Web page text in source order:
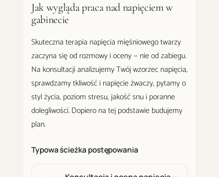
Jak wygląda praca nad napięciem w
gabinecie
Skuteczna terapia napięcia mięśniowego twarzy
zaczyna się od rozmowy i oceny — nie od zabiegu.
Na konsultacji analizujemy Twój wzorzec napięcia,
sprawdzamy tkliwość i napięcie żwaczy, pytamy o
styl życia, poziom stresu, jakość snu i poranne
dolegliwości. Dopiero na tej podstawie budujemy
plan.
Typowa ścieżka postępowania